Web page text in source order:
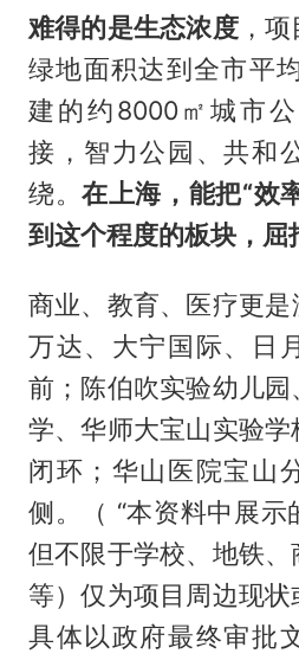
难得的是生态浓度，项
绿地面积达到全市平
建的约8000㎡城市
接，智力公园、共和
绕。在上海，能把“效
到这个程度的板块，屈
商业、教育、医疗更
万达、大宁国际、日
前；陈伯吹实验幼儿
学、华师大宝山实验
闭环；华山医院宝山
侧。（ “本资料中展
但不限于学校、地铁
等）仅为项目周边现状
具体以政府最终审批